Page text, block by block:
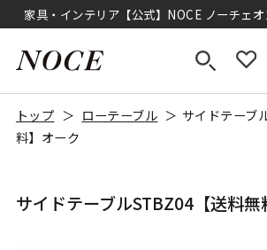
家具・インテリア【公式】NOCE ノーチェ
トップ ローテーブル
サイドテーブ
料】オーク
サイドテーブルSTBZ04【送料無